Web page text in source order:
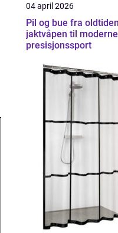
04 april 2026
Pil og bue fra oldtidens
jaktvåpen til moderne
presisjonssport